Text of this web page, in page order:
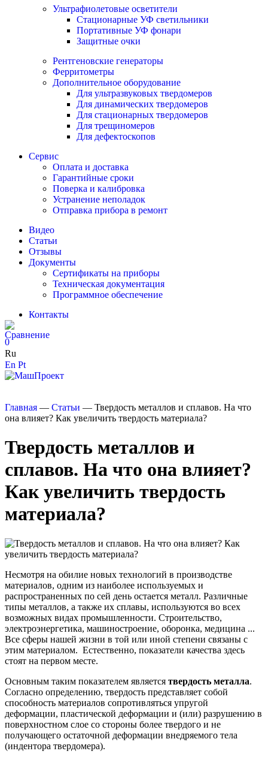
Ультрафиолетовые осветители
Стационарные УФ светильники
Портативные УФ фонари
Защитные очки
Рентгеновские генераторы
Ферритометры
Дополнительное оборудование
Для ультразвуковых твердомеров
Для динамических твердомеров
Для стационарных твердомеров
Для трещиномеров
Для дефектоскопов
Сервис
Оплата и доставка
Гарантийные сроки
Поверка и калибровка
Устранение неполадок
Отправка прибора в ремонт
Видео
Статьи
Отзывы
Документы
Сертификаты на приборы
Техническая документация
Программное обеспечение
Контакты
0
Ru
En Pt
Главная — Статьи — Твердость металлов и сплавов. На что
она влияет? Как увеличить твердость материала?
Твердость металлов и
сплавов. На что она влияет?
Как увеличить твердость
материала?
Несмотря на обилие новых технологий в производстве
материалов, одним из наиболее используемых и
распространенных по сей день остается металл. Различные
типы металлов, а также их сплавы, используются во всех
возможных видах промышленности. Строительство,
электроэнергетика, машиностроение, оборонка, медицина ...
Все сферы нашей жизни в той или иной степени связаны с
этим материалом. Естественно, показатели качества здесь
стоят на первом месте.
Основным таким показателем является твердость металла.
Согласно определению, твердость представляет собой
способность материалов сопротивляться упругой
деформации, пластической деформации и (или) разрушению в
поверхностном слое со стороны более твердого и не
получающего остаточной деформации внедряемого тела
(индентора твердомера).